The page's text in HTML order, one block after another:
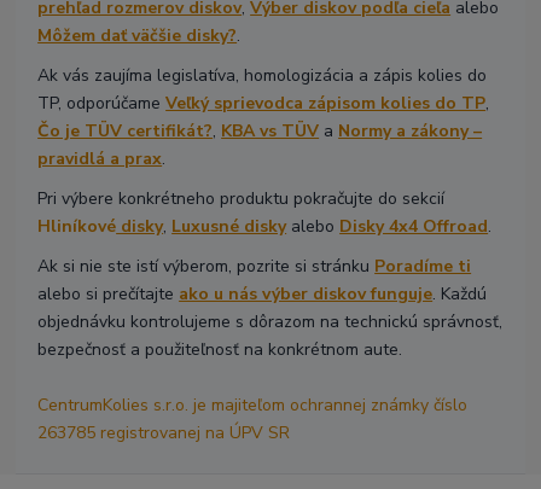
prehľad rozmerov diskov,Výber diskov podľa cieľa alebo
Môžem dať väčšie disky?.
Ak vás zaujíma legislatíva, homologizácia a zápis kolies do
TP, odporúčameVeľký sprievodca zápisom kolies do TP,
Čo je TÜV certifikát?, KBA vs TÜV a Normy a zákony –
pravidlá a prax.
Pri výbere konkrétneho produktu pokračujte do sekcií
Hliníkové disky, Luxusné diskyalebo Disky 4x4 Offroad.
Ak si nie ste istí výberom, pozrite si stránku Poradíme ti
alebo si prečítajte ako u nás výber diskov funguje. Každú
objednávku kontrolujeme s dôrazom na technickú správnosť,
bezpečnosť a použiteľnosť na konkrétnom aute.
CentrumKolies s.r.o. je majiteľom ochrannej známky číslo
263785 registrovanej na ÚPV SR